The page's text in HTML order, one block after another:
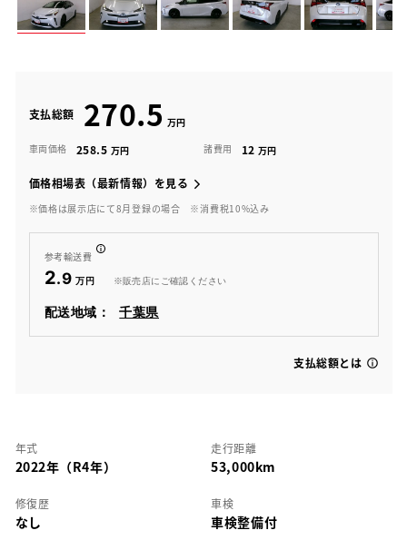
支払総額 270.5
車両価格 258.5 諸費用 12
価格相場表（最新情報）を見る
※価格は展示店にて8月登録の場合 ※消費税10%込み
参考輸送費
2.9 ※販売店にご確認ください
配送地域： 千葉県
支払総額とは
年式
2022年（R4年）
走行距離
53,000km
修復歴
なし
車検
車検整備付